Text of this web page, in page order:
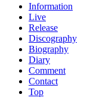
Information
Live
Release
Discography
Biography
Diary
Comment
Contact
Top